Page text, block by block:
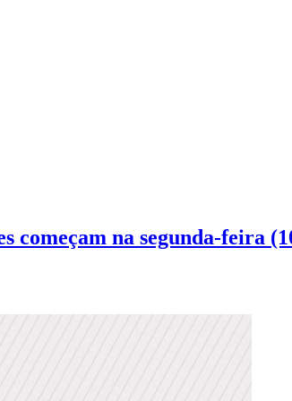
começam na segunda-feira